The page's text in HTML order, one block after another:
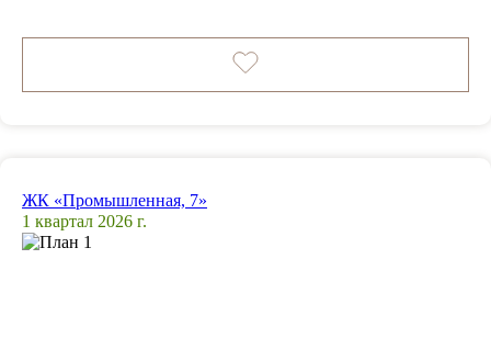
ЖК «Промышленная, 7»
1 квартал 2026 г.